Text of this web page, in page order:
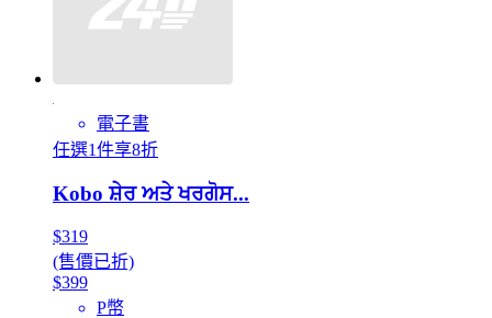
電子書
任選1件享8折
Kobo ਸ਼ੇਰ ਅਤੇ ਖਰਗੋਸ...
$319
(售價已折)
$399
P幣